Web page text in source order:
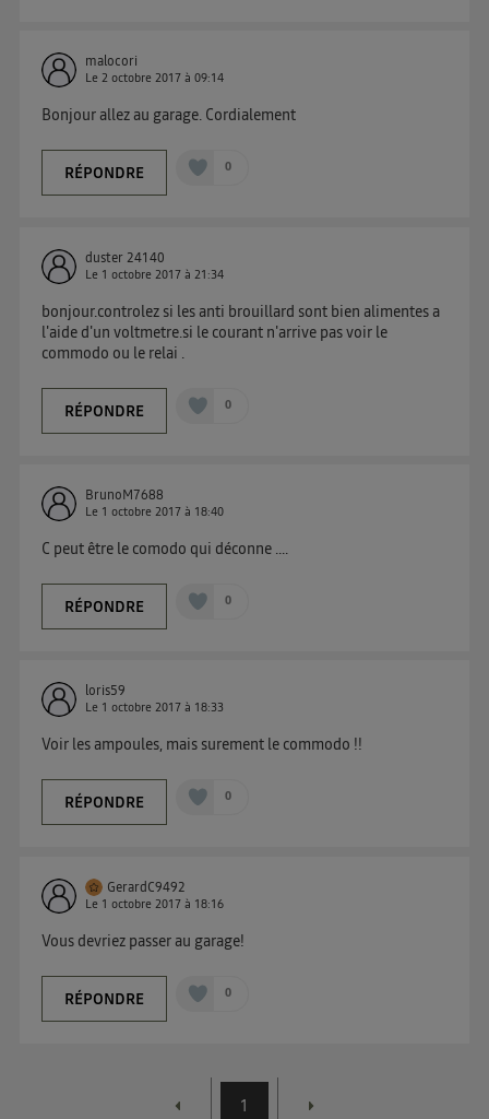
malocori
Le2 octobre 2017 à09:14
Bonjour allez au garage. Cordialement
RÉPONDRE 0
duster 24140
Le 1 octobre 2017 à21:34
bonjour.controlez si les anti brouillard sont bien alimentes a
l'aide d'un voltmetre.si le courant n'arrive pas voir le
commodo ou le relai .
RÉPONDRE 0
BrunoM7688
Le 1 octobre 2017 à 18:40
C peut être le comodo qui déconne ....
RÉPONDRE 0
loris59
Le 1 octobre 2017 à 18:33
Voir les ampoules, mais surement le commodo !!
RÉPONDRE 0
GerardC9492
Le 1 octobre 2017 à 18:16
Vous devriez passer au garage!
RÉPONDRE 0
1